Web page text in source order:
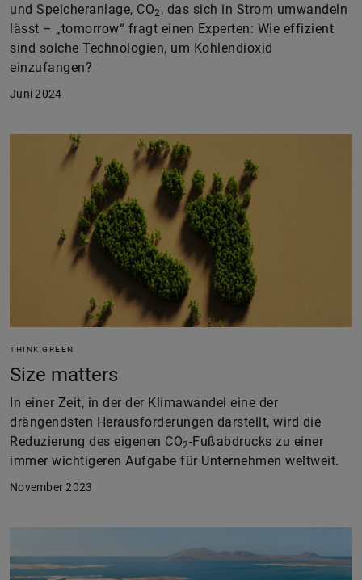
und Speicheranlage, CO2, das sich in Strom umwandeln
lässt – „tomorrow“ fragt einen Experten: Wie effizient
sind solche Technologien, um Kohlendioxid
einzufangen?
Juni 2024
THINK GREEN
Size matters
In einer Zeit, in der der Klimawandel eine der
drängendsten Herausforderungen darstellt, wird die
Reduzierung des eigenen CO2-Fußabdrucks zu einer
immer wichtigeren Aufgabe für Unternehmen weltweit.
November 2023